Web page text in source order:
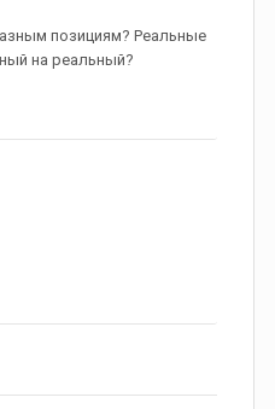
позициям? Реальные
на реальный?